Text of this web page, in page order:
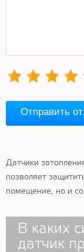
Датчики
позволяет
помещение, но и
В каких
датчик
Отправить